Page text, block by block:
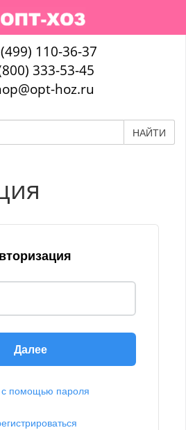
110-36-37
333-53-45
hoz.ru
НАЙТИ
Далее
с помощью пароля